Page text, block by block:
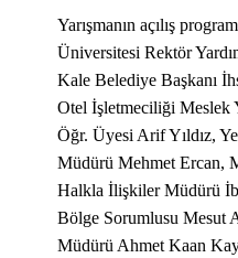
Yarışmanın açılış
Üniversitesi Rektör
Kale Belediye Başkanı
Otel İşletmeciliği
Öğr. Üyesi Arif Yıldız,
Müdürü Mehmet Ercan,
Halkla İlişkiler Müdürü
Bölge Sorumlusu Mesut
Müdürü Ahmet Kaan